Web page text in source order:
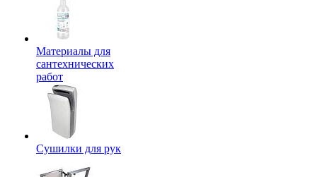
Материалы для
сантехнических
работ
Сушилки для рук